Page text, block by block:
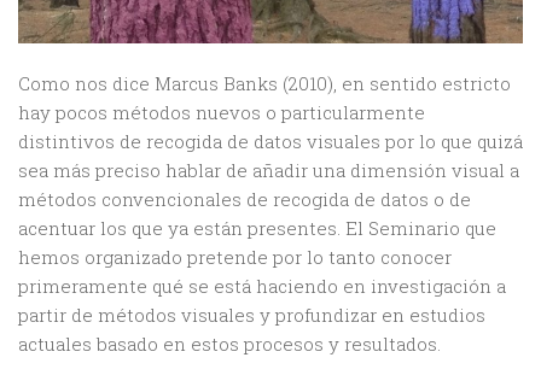
Como nos dice Marcus Banks (2010), en sentido estricto
hay pocos métodos nuevos o particularmente
distintivos de recogida de datos visuales por lo que quizá
sea más preciso hablar de añadir una dimensión visual a
métodos convencionales de recogida de datos o de
acentuar los que ya están presentes. El Seminario que
hemos organizado pretende por lo tanto conocer
primeramente qué se está haciendo en investigación a
partir de métodos visuales y profundizar en estudios
actuales basado en estos procesos y resultados.